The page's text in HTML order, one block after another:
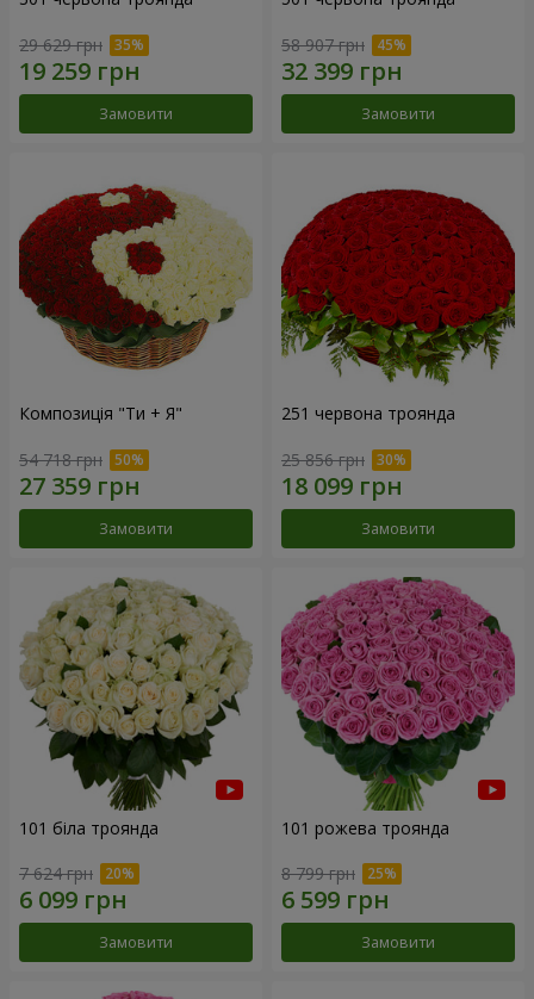
29 629 грн
Замовити
58 907 грн
Замовити
Композиція "Ти + Я"
54 718 грн
Замовити
251 червона троянда
25 856 грн
Замовити
101 біла троянда
7 624 грн
Замовити
101 рожева троянда
8 799 грн
Замовити